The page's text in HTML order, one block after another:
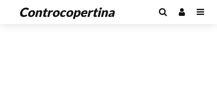
Controcopertina